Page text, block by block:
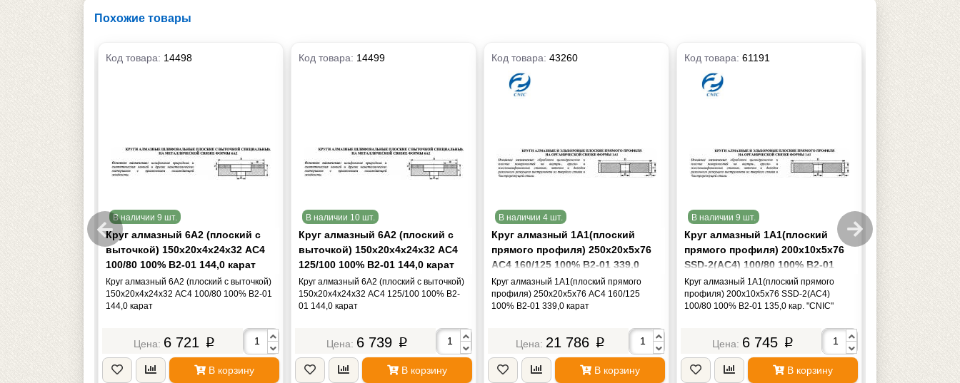
Похожие товары
191,0 карат
p
В корзину
Код товара: 14498
В наличии 9 шт.
Круг алмазный 6А2 (плоский с
выточкой) 150х20х4х24х32 АС4
100/80 100% В2-01 144,0 карат
Круг алмазный 6А2 (плоский с выточкой)
150х20х4х24х32 АС4 100/80 100% В2-01
144,0 карат
6 721 p
В корзину
Код товара: 14499
В наличии 10 шт.
Круг алмазный 6А2 (плоский с
выточкой) 150х20х4х24х32 АС4
125/100 100% В2-01 144,0 карат
Круг алмазный 6А2 (плоский с выточкой)
150х20х4х24х32 АС4 125/100 100% В2-
01 144,0 карат
6 739 p
В корзину
Код товара: 43260
В наличии 4 шт.
Круг алмазный 1А1(плоский
прямого профиля) 250х20х5х76
АС4 160/125 100% В2-01 339,0
карат
Круг алмазный 1А1(плоский прямого
профиля) 250х20х5х76 АС4 160/125
100% В2-01 339,0 карат
21 786 p
В корзину
Код товара: 61191
В наличии 9 шт.
Круг алмазный 1А1(плоский
прямого профиля) 200х10х5х76
SSD-2(АС4) 100/80 100% В2-01
135,0 кар. "CNIC"
Круг алмазный 1А1(плоский прямого
профиля) 200х10х5х76 SSD-2(АС4)
100/80 100% В2-01 135,0 кар. "CNIC"
6 745 p
В корзину
Код товара:
В наличии 2 шт.
Круг алмазный